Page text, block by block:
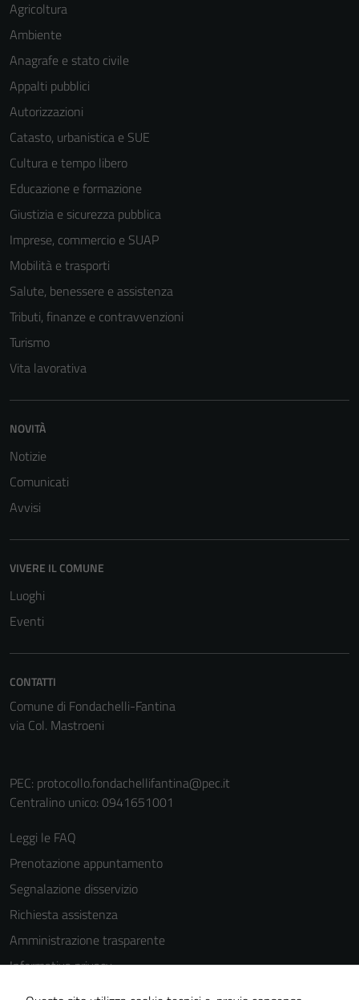
Agricoltura
Ambiente
Anagrafe e stato civile
Appalti pubblici
Autorizzazioni
Catasto, urbanistica e SUE
Cultura e tempo libero
Educazione e formazione
Giustizia e sicurezza pubblica
Imprese, commercio e SUAP
Mobilità e trasporti
Salute, benessere e assistenza
Tributi, finanze e contravvenzioni
Turismo
Vita lavorativa
NOVITÀ
Notizie
Comunicati
Avvisi
VIVERE IL COMUNE
Luoghi
Eventi
CONTATTI
Comune di Fondachelli-Fantina
via Col. Mastroeni
PEC: protocollo.fondachellifantina@pec.it
Centralino unico: 0941651001
Leggi le FAQ
Prenotazione appuntamento
Segnalazione disservizio
Richiesta assistenza
Amministrazione trasparente
Informativa privacy
Cookie Policy
possono
personali.